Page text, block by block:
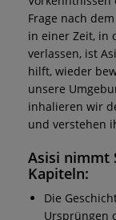
Frage nach
in einer Zeit, in
verlassen, ist
hilft, wieder
unsere
inhalieren wir
und verstehen
Asisi nimmt
Kapiteln:
Die
Ursprüngen